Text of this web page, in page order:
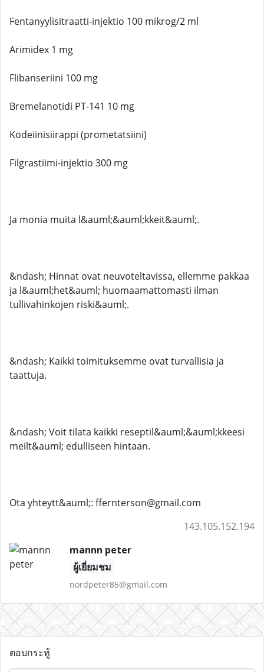
Fentanyylisitraatti-injektio 100 mikrog/2 ml
Arimidex 1 mg
Flibanseriini 100 mg
Bremelanotidi PT-141 10 mg
Kodeiinisiirappi (prometatsiini)
Filgrastiimi-injektio 300 mg
Ja monia muita l&auml;&auml;kkeit&auml;.
&ndash; Hinnat ovat neuvoteltavissa, ellemme pakkaa
ja l&auml;het&auml; huomaamattomasti ilman
tullivahinkojen riski&auml;.
&ndash; Kaikki toimituksemme ovat turvallisia ja
taattuja.
&ndash; Voit tilata kaikki reseptil&auml;&auml;kkeesi
meilt&auml; edulliseen hintaan.
Ota yhteytt&auml;: ffernterson@gmail.com
143.105.152.194
mannn peter
ผู้เยี่ยมชม
nordpeter85@gmail.com
ตอบกระทู้